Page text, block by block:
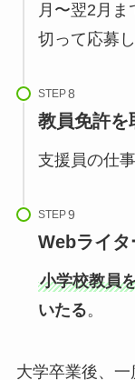
月〜翌2月
切って応募
STEP
教員免許を
支援員の仕
STEP
Webライ
小学校教員
いたる。
大学卒業後、一